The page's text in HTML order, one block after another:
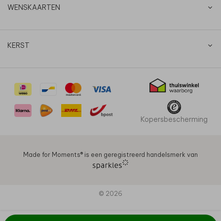
WENSKAARTEN
KERST
Kopersbescherming
Made for Moments®️ is een geregistreerd handelsmerk van
© 2026